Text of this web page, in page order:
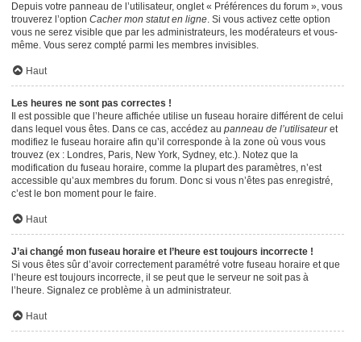
Depuis votre panneau de l’utilisateur, onglet « Préférences du forum », vous
trouverez l’option Cacher mon statut en ligne. Si vous activez cette option
vous ne serez visible que par les administrateurs, les modérateurs et vous-
même. Vous serez compté parmi les membres invisibles.
Haut
Les heures ne sont pas correctes !
Il est possible que l’heure affichée utilise un fuseau horaire différent de celui
dans lequel vous êtes. Dans ce cas, accédez au panneau de l’utilisateuret
modifiez le fuseau horaire afin qu’il corresponde à la zone où vous vous
trouvez (ex : Londres, Paris, New York, Sydney, etc.). Notez que la
modification du fuseau horaire, comme la plupart des paramètres, n’est
accessible qu’aux membres du forum. Donc si vous n’êtes pas enregistré,
c’est le bon moment pour le faire.
Haut
J’ai changé mon fuseau horaire et l’heure est toujours incorrecte !
Si vous êtes sûr d’avoir correctement paramétré votre fuseau horaire et que
l’heure est toujours incorrecte, il se peut que le serveur ne soit pas à
l’heure. Signalez ce problème à un administrateur.
Haut